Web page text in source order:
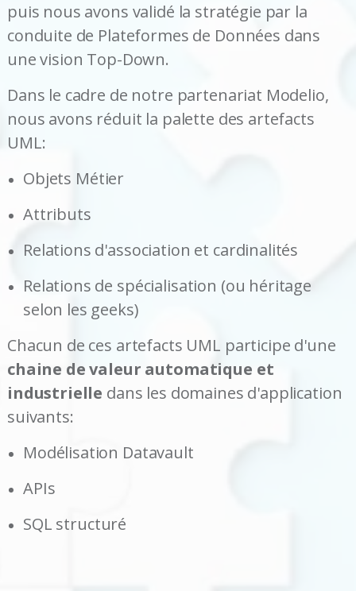
puis nous avons validé la stratégie par la
conduite de Plateformes de Données dans
une vision Top-Down.
Dans le cadre de notre partenariat Modelio,
nous avons réduit la palette des artefacts
UML:
Objets Métier
Attributs
Relations d'association et cardinalités
Relations de spécialisation (ou héritage
selon les geeks)
Chacun de ces artefacts UML participe d'une
chaine de valeur automatique et
industrielle dans les domaines d'application
suivants:
Modélisation Datavault
APIs
SQL structuré